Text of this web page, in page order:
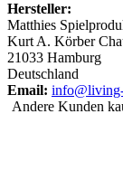
Hersteller:
Matthies
Kurt A. Körber
21033 Hamburg
Deutschland
Email:
Andere Kunden